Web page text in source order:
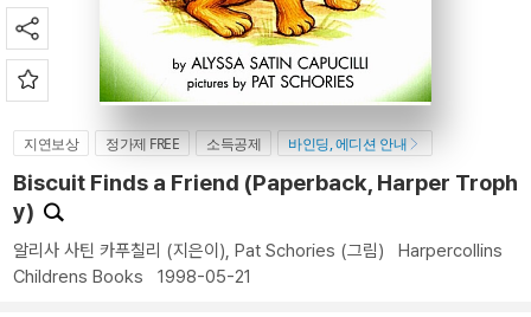
지연보상 정가제 FREE 소득공제 바인딩, 에디션 안내
Biscuit Finds a Friend (Paperback, Harper Troph
y)
알리사 사틴 카푸칠리 (지은이), Pat Schories (그림) Harpercollins
Childrens Books 1998-05-21